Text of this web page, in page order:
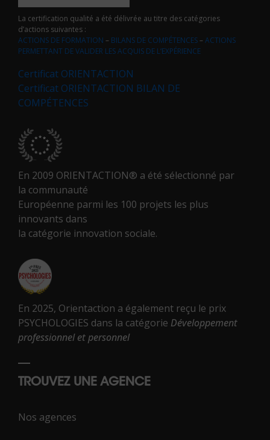
La certification qualité a été délivrée au titre des catégories
d’actions suivantes :
ACTIONS DE FORMATION – BILANS DE COMPÉTENCES–ACTIONS
PERMETTANT DE VALIDER LES ACQUIS DE L’EXPÉRIENCE
Certificat ORIENTACTION
Certificat ORIENTACTION BILAN DE
COMPÉTENCES
En 2009 ORIENTACTION® a été sélectionné par
la communauté
Européenne parmi les 100 projets les plus
innovants dans
la catégorie innovation sociale.
En 2025, Orientaction a également reçu le prix
PSYCHOLOGIES dans la catégorie Développement
professionnel et personnel
TROUVEZ UNE AGENCE
Nos agences